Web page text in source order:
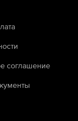
соглашение